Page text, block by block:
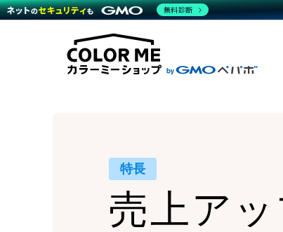
商材一覧を見る
機能一覧を見る
料金
プラン・料金一覧を見る
事例
運営サポート
サポート一覧を見る
特長
売上アッ
無料診断